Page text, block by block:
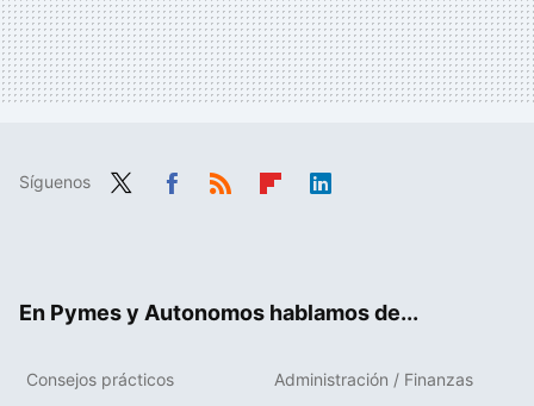
Síguenos
En Pymes y Autonomos hablamos de...
Consejos prácticos Administración / Finanzas